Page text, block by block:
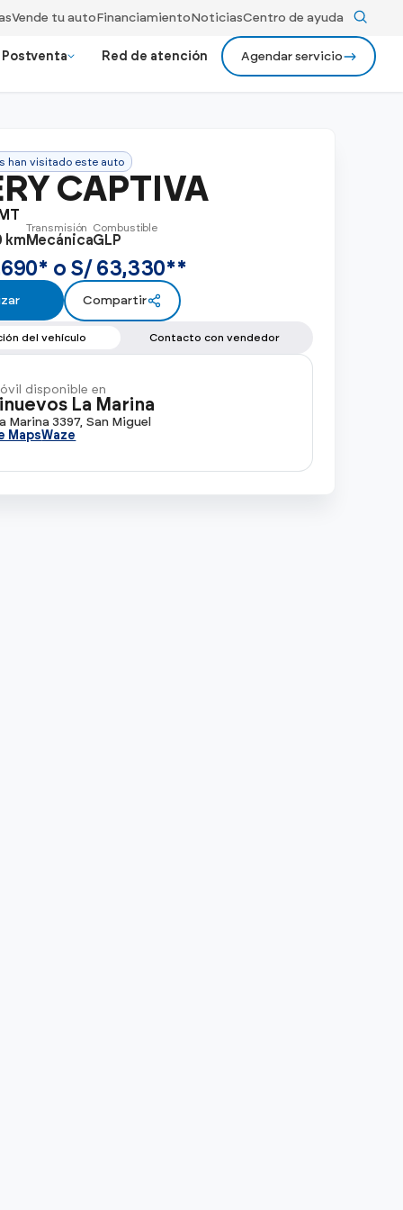
Vende tu auto Financiamiento NoticiasCentro de ayuda
Postventa Red de atención Agendar servicio
Ver todos los
modelos
Premium
bajo rigurosos criterios
rendimiento.
24/7 Gildemeister assist
Recojo y entrega a domicilio
Ver todos los beneficios
han visitado este auto
CAPTIVA
km
Transmisión
Mecánica
Combustible
GLP
o S/ 63,330**
Compartir
del vehículo Contacto con vendedor
disponible en
La Marina
Marina 3397, San Miguel
MapsWaze